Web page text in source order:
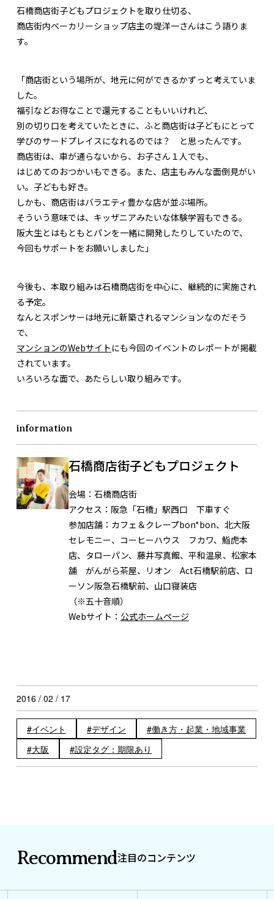
石橋商店街子どもプロジェクトを取り仕切る、
商店街内ベーカリーショップ店主の堤洋一さんはこう語りま
す。
「商店街という場所が、地元に何ができるかずっと考えていま
した。
福引などお得なことで還元することもいいけれど、
別の切り口を考えていたときに、ふと商店街は子どもにとって
学びのサードプレイスになれるのでは？ と思ったんです。
商店街は、車が通らないから、お子さん１人でも、
はじめてのおつかいもできる。また、店主もみんな面倒見がい
い。子どもも好き。
しかも、商店街はバラエティ豊かな店が並ぶ場所。
そういう意味では、キッザニアみたいな体験学習もできる。
阪大生とはもともとパンを一緒に開発したりしていたので、
今回もサポートをお願いしました」
今後も、本取り組みは石橋商店街を中心に、継続的に実施され
る予定。
なんとスポンサーは地元に新築されるマンションなのだそう
で、
マンションのWebサイト にも今回のイベントのレポートが掲載
されています。
いろいろな面で、あたらしい取り組みです。
information
石橋商店街子どもプロジェクト
会場： 石橋商店街
アクセス： 阪急「石橋」駅西口 下車すぐ
参加店舗： カフェ＆クレープbon*bon、北大阪
セレモニー、コーヒーハウス フカワ、鮨虎本
店、タローパン、藤井写真館、平和温泉、松家本
舗 がんがら茶屋、リオン Act石橋駅前店、ロ
ーソン阪急石橋駅前、山口寝装店
（※五十音順）
Webサイト： 公式ホームページ
2016 / 02 / 17
イベント デザイン
働き方・起業・地域事業
大阪
設定タグ：期限あり
Recommend注目のコンテンツ